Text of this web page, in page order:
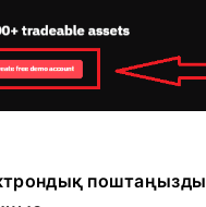
поштаңызды